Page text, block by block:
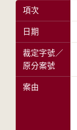
項次
日期
裁定字號／
原分案號
案由